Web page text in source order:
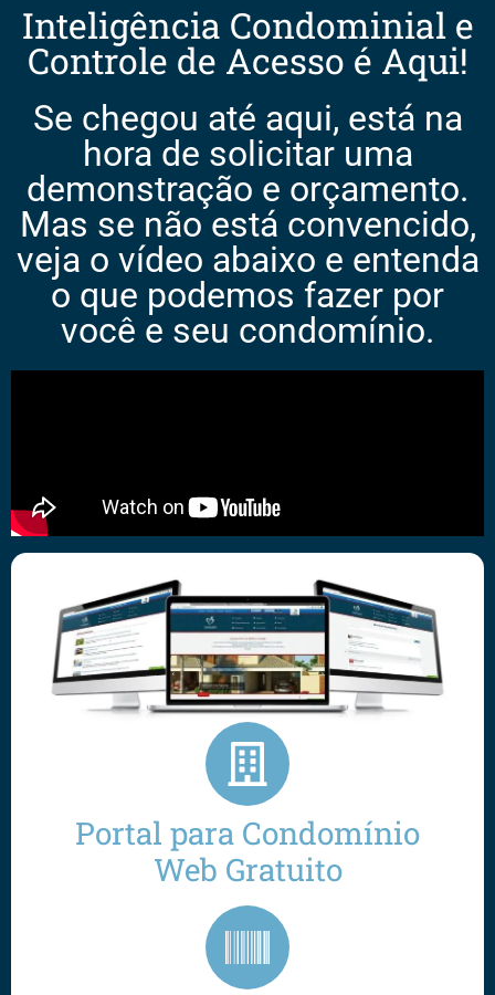
Inteligência Condominial e
Controle de Acesso é Aqui!
Se chegou até aqui, está na
hora de solicitar uma
demonstração e orçamento.
Mas se não está convencido,
veja o vídeo abaixo e entenda
o que podemos fazer por
você e seu condomínio.
Portal para Condomínio
Web Gratuito